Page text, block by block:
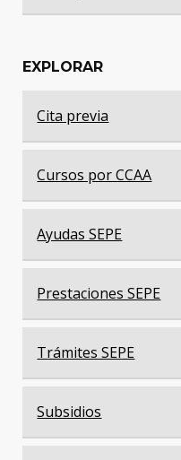
EXPLORAR
Cita previa
Cursos por CCAA
Ayudas SEPE
Prestaciones SEPE
Trámites SEPE
Subsidios